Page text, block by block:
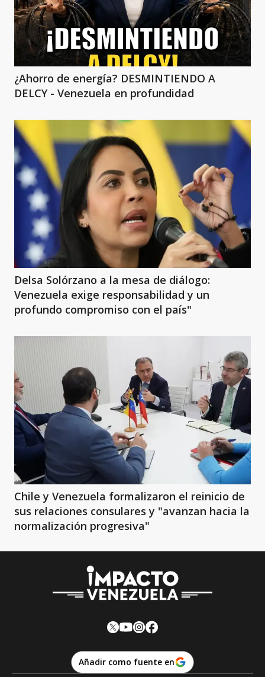
¿Ahorro de energía? DESMINTIENDO A
DELCY - Venezuela en profundidad
Delsa Solórzano a la mesa de diálogo:
Venezuela exige responsabilidad y un
profundo compromiso con el país"
Chile y Venezuela formalizaron el reinicio de
sus relaciones consulares y "avanzan hacia la
normalización progresiva"
Añadir como fuente en